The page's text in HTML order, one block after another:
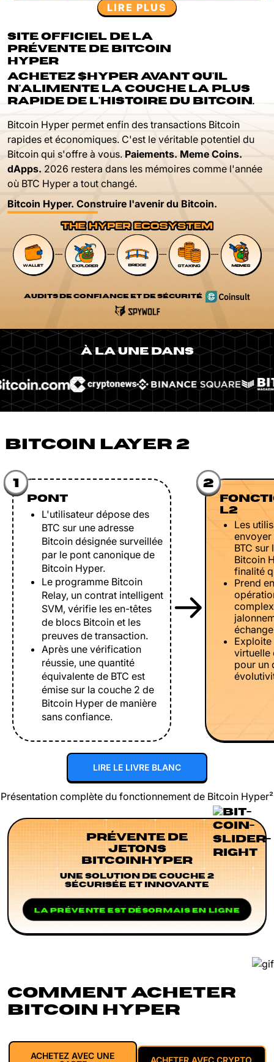
LIRE PLUS
SITE OFFICIEL DE LA
PRÉVENTE DE BITCOIN
HYPER
ACHETEZ $HYPER AVANT QU'IL
N'ALIMENTE LA COUCHE LA PLUS
RAPIDE DE L'HISTOIRE DU BITCOIN.
Bitcoin Hyper permet enfin des transactions Bitcoin
rapides et économiques. C'est le véritable potentiel du
Bitcoin qui s'offre à vous. Paiements. Meme Coins.
dApps. 2026 restera dans les mémoires comme l'année
où BTC Hyper a tout changé.
Bitcoin Hyper. Construire l'avenir du Bitcoin.
AUDITS DE CONFIANCE ET DE SÉCURITÉ
À LA UNE DANS
BITCOIN LAYER 2
1
PONT
L'utilisateur dépose des
BTC sur une adresse
Bitcoin désignée surveillée
par le pont canonique de
Bitcoin Hyper.
Le programme Bitcoin
Relay, un contrat intelligent
SVM, vérifie les en-têtes
de blocs Bitcoin et les
preuves de transaction.
Après une vérification
réussie, une quantité
équivalente de BTC est
émise sur la couche 2 de
Bitcoin Hyper de manière
sans confiance.
2
L2
Les
envoyer
BTC sur
Bitcoin
finalité
Prend
Exploite
virtuelle
pour un
LIRE LE LIVRE BLANC
Présentation complète du fonctionnement de Bitcoin Hyper²
PRÉVENTE DE
JETONS
BITCOINHYPER
UNE SOLUTION DE COUCHE 2
SÉCURISÉE ET INNOVANTE
LA PRÉVENTE EST DÉSORMAIS EN LIGNE
COMMENT ACHETER
BITCOIN HYPER
ACHETEZ AVEC UNE
ACHETER AVEC CRYPTO